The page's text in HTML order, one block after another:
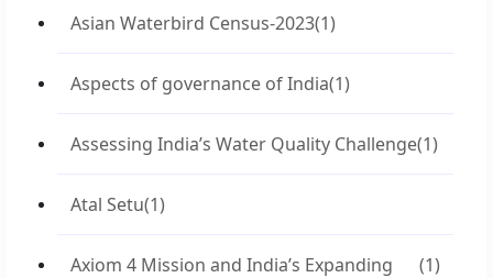
Asian Waterbird Census-2023(1)
Aspects of governance of India(1)
Assessing India’s Water Quality Challenge(1)
Atal Setu(1)
Axiom 4 Mission and India’s Expanding
(1)